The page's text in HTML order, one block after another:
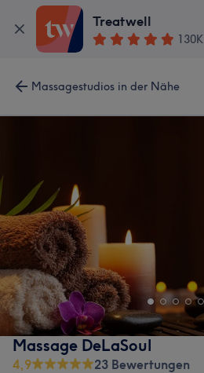
Treatwell
130K
Massagestudios in der Nähe
Massage DeLaSoul
4,9
23 Bewertungen